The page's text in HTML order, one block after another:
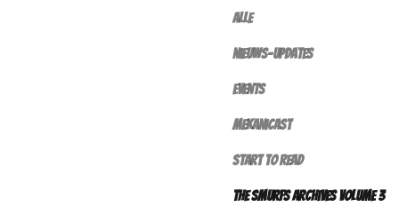
Alle
nieuws-updates
Events
Mekanicast
Start to Read
The Smurfs Archives volume 3